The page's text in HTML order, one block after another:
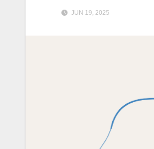
JUN 19, 2025